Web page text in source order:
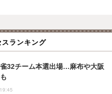
ランキング
32チーム本選出場…麻布や大阪